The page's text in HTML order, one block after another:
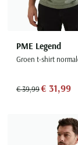
PME Legend
€ 39,99€ 31,99